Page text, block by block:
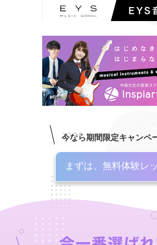
今なら期間限定キャンペ
まずは、無料体験レ